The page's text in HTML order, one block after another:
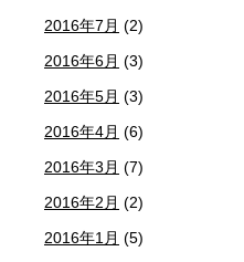
2016年7月 (2)
2016年6月 (3)
2016年5月 (3)
2016年4月 (6)
2016年3月 (7)
2016年2月 (2)
2016年1月 (5)